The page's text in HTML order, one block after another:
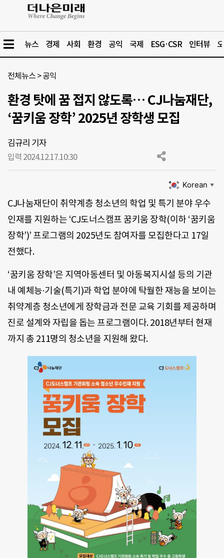
뉴스 경제 사회 환경 공익 국제 ESG·CSR 인터뷰
전체뉴스 >공익
환경 탓에 꿈 접지 않도록… CJ나눔재단,
‘꿈키움 장학’ 2025년 장학생 모집
김규리 기자
입력 2024.12.17.10:30
Korean ▼
CJ나눔재단이 취약계층 청소년의 학업 및 특기 분야 우수
인재를 지원하는 ‘CJ도너스캠프 꿈키움 장학(이하 ‘꿈키움
장학’)’ 프로그램의 2025년도 참여자를 모집한다고 17일
전했다.
‘꿈키움 장학’은 지역아동센터 및 아동복지시설 등의 기관
내 예체능∙기술(특기)과 학업 분야에 탁월한 재능을 보이는
취약계층 청소년에게 장학금과 전문 교육 기회를 제공하며
진로 설계와 자립을 돕는 프로그램이다. 2018년부터 현재
까지 총 211명의 청소년을 지원해 왔다.